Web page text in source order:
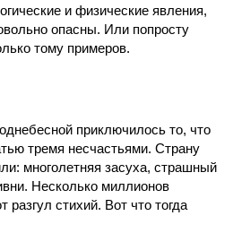
и физические явления,
опасны. Или попросту
тому примеров.
приключилось то, что
тремя несчастьями. Страну
многолетняя засуха, страшный
Несколько миллионов
разгул стихий. Вот что тогда